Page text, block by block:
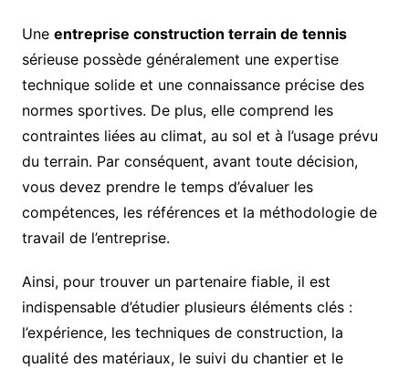
Une entreprise construction terrain de tennis
sérieuse possède généralement une expertise
technique solide et une connaissance précise des
normes sportives. De plus, elle comprend les
contraintes liées au climat, au sol et à l’usage prévu
du terrain. Par conséquent, avant toute décision,
vous devez prendre le temps d’évaluer les
compétences, les références et la méthodologie de
travail de l’entreprise.
Ainsi, pour trouver un partenaire fiable, il est
indispensable d’étudier plusieurs éléments clés :
l’expérience, les techniques de construction, la
qualité des matériaux, le suivi du chantier et le